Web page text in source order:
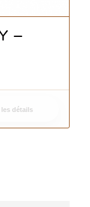
–
les détails